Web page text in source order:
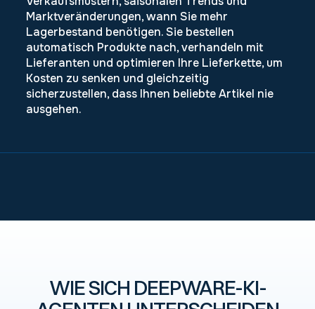
Marktveränderungen, wann Sie mehr
Lagerbestand benötigen. Sie bestellen
automatisch Produkte nach, verhandeln mit
Lieferanten und optimieren Ihre Lieferkette, um
Kosten zu senken und gleichzeitig
sicherzustellen, dass Ihnen beliebte Artikel nie
ausgehen.
WIE SICH DEEPWARE-KI-